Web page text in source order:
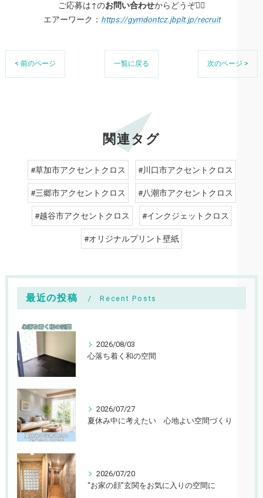
ご応募は↑のお問い合わせからどうぞ🙆‍♂️
エアーワーク： https://gymdontcz.jbplt.jp/recruit
< 前のページ 一覧に戻る 次のページ >
関連タグ
#草加市アクセントクロス #川口市アクセントクロス
#三郷市アクセントクロス #八潮市アクセントクロス
#越谷市アクセントクロス #インクジェットクロス
#オリジナルプリント壁紙
最近の投稿 Recent Posts
2026/08/03
心落ち着く和の空間
2026/07/27
夏休み中に考えたい 心地よい空間づくり
2026/07/20
“お家の顔”玄関をお気に入りの空間に